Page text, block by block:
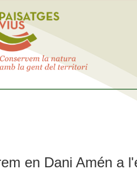
en Dani Amén a